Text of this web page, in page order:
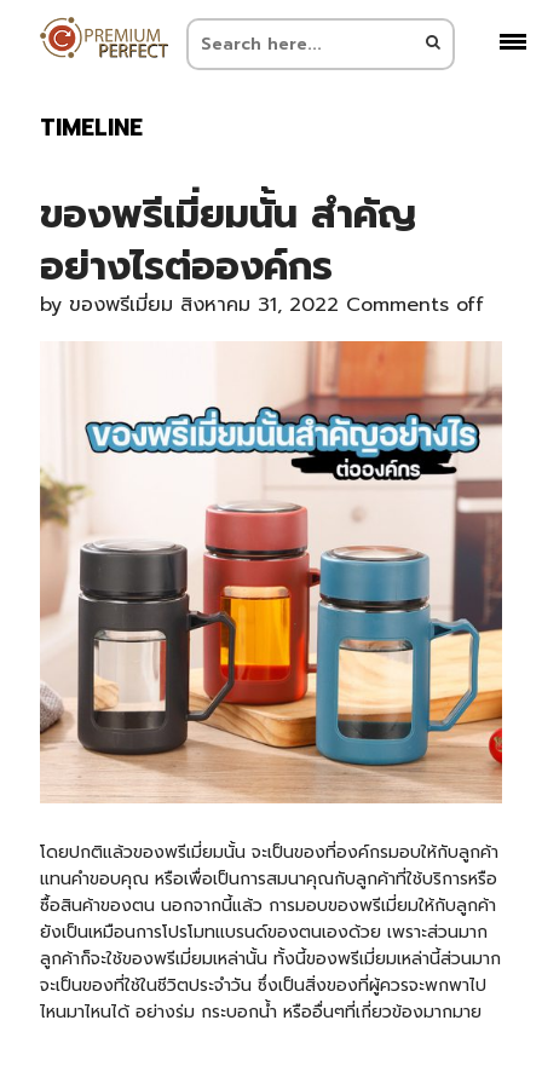
TIMELINE
ของพรีเมี่ยมนั้น สำคัญ
อย่างไรต่อองค์กร
by ของพรีเมี่ยม สิงหาคม 31, 2022 Comments off
โดยปกติแล้วของพรีเมี่ยมนั้น จะเป็นของที่องค์กรมอบให้กับลูกค้า
แทนคำขอบคุณ หรือเพื่อเป็นการสมนาคุณกับลูกค้าที่ใช้บริการหรือ
ซื้อสินค้าของตน นอกจากนี้แล้ว การมอบของพรีเมี่ยมให้กับลูกค้า
ยังเป็นเหมือนการโปรโมทแบรนด์ของตนเองด้วย เพราะส่วนมาก
ลูกค้าก็จะใช้ของพรีเมี่ยมเหล่านั้น ทั้งนี้ของพรีเมี่ยมเหล่านี้ส่วนมาก
จะเป็นของที่ใช้ในชีวิตประจำวัน ซึ่งเป็นสิ่งของที่ผู้ควรจะพกพาไป
ไหนมาไหนได้ อย่างร่ม กระบอกน้ำหรืออื่นๆที่เกี่ยวข้องมากมาย